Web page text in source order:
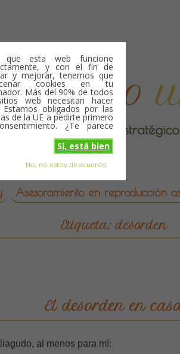
que esta web funcione
y con el fin de
y mejorar, tenemos que
cookies en tu
Más del 90% de todos
web necesitan hacer
Estamos obligados por las
de la UE a pedirte primero
¿Te parece
Sí, está bien
No, no estoy de acuerdo
asistida
Asesoramiento en reproducción
Etiqueta:desorden
El desorden en
al menos para mí: